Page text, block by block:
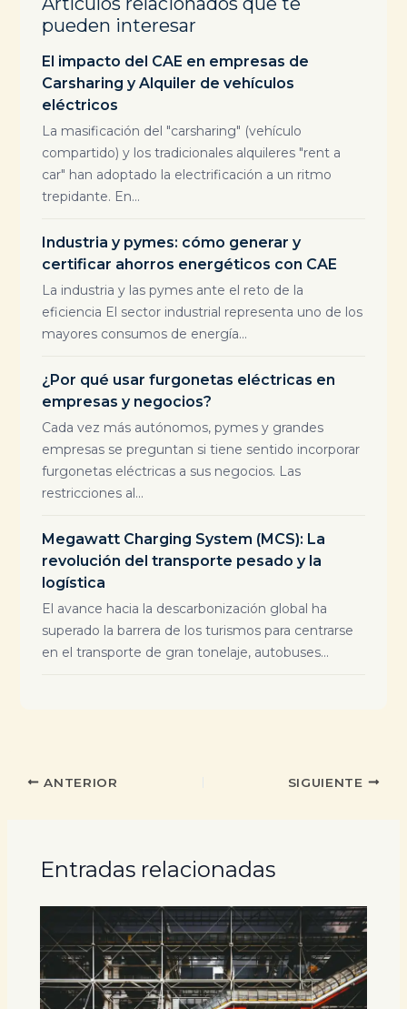
pueden interesar
El impacto del CAE en empresas de
Carsharing y Alquiler de vehículos
eléctricos
La masificación del "carsharing" (vehículo
compartido) y los tradicionales alquileres "rent a
car" han adoptado la electrificación a un ritmo
trepidante. En...
Industria y pymes: cómo generar y
certificar ahorros energéticos con CAE
La industria y las pymes ante el reto de la
eficiencia El sector industrial representa uno de los
mayores consumos de energía...
¿Por qué usar furgonetas eléctricas en
empresas y negocios?
Cada vez más autónomos, pymes y grandes
empresas se preguntan si tiene sentido incorporar
furgonetas eléctricas a sus negocios. Las
restricciones al...
Megawatt Charging System (MCS): La
revolución del transporte pesado y la
logística
El avance hacia la descarbonización global ha
superado la barrera de los turismos para centrarse
en el transporte de gran tonelaje, autobuses...
ANTERIOR SIGUIENTE
Entradas relacionadas